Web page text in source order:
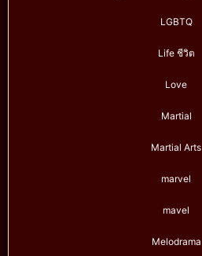
LGBTQ
Life ชีวิต
Love
Martial
Martial Arts
marvel
mavel
Melodrama